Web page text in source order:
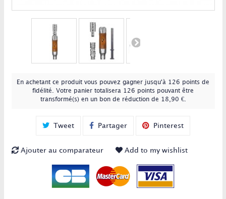
En achetant ce produit vous pouvez gagner jusqu'à 126 points de
fidélité . Votre panier totalisera 126 points pouvant être
transformé(s) en un bon de réduction de 18,90 €.
Tweet Partager Pinterest
Ajouter au comparateur Add to my wishlist